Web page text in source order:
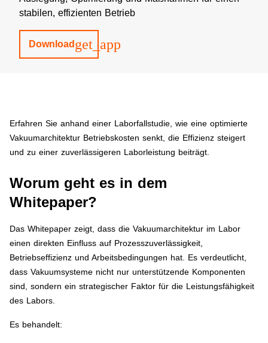
stabilen, effizienten Betrieb
Download get_app
Erfahren Sie anhand einer Laborfallstudie, wie eine optimierte
Vakuumarchitektur Betriebskosten senkt, die Effizienz steigert
und zu einer zuverlässigeren Laborleistung beiträgt.
Worum geht es in dem
Whitepaper?
Das Whitepaper zeigt, dass die Vakuumarchitektur im Labor
einen direkten Einfluss auf Prozesszuverlässigkeit,
Betriebseffizienz und Arbeitsbedingungen hat. Es verdeutlicht,
dass Vakuumsysteme nicht nur unterstützende Komponenten
sind, sondern ein strategischer Faktor für die Leistungsfähigkeit
des Labors.
Es behandelt: